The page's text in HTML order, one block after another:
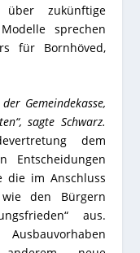
zukünftige
sprechen
für Bornhöved,
Gemeindekasse,
sagte Schwarz.
dem
Entscheidungen
die im Anschluss
den Bürgern
aus.